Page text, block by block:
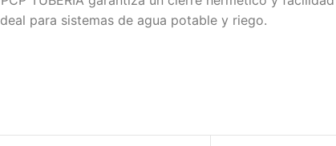
para sistemas de agua potable y riego.